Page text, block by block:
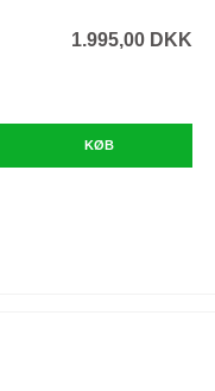
1.995,00 DKK
KØB